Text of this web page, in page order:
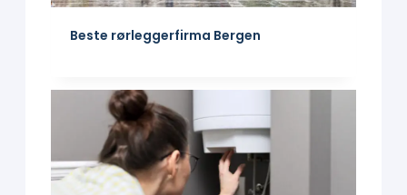
Beste rørleggerfirma Bergen